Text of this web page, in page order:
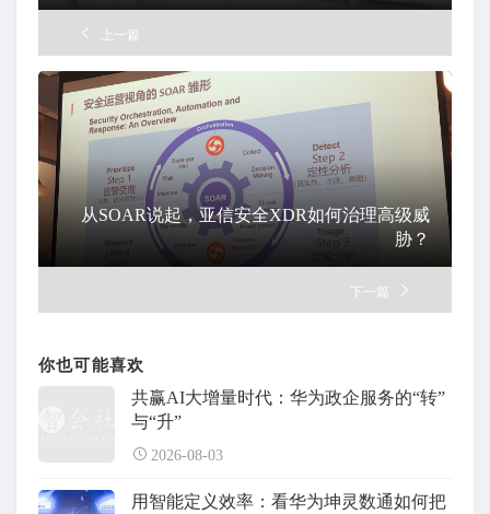
上一篇
从SOAR说起，亚信安全XDR如何治理高级威
胁？
下一篇
你也可能喜欢
共赢AI大增量时代：华为政企服务的“转”
与“升”
2026-08-03
用智能定义效率：看华为坤灵数通如何把